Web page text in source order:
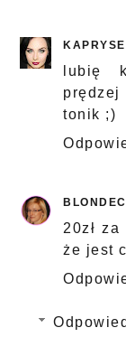
lubię
tonik ;)
20zł
że jest